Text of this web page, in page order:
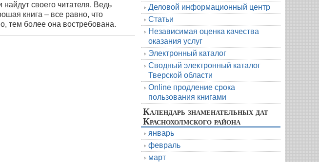
своего читателя. Ведь
книга – все равно, что
тем более она востребована.
Деловой информационный центр
Статьи
Независимая оценка качества
оказания услуг
Электронный каталог
Сводный электронный каталог
Тверской области
Online продление срока
пользования книгами
Календарь знаменательных дат
Краснохолмского района
январь
февраль
март